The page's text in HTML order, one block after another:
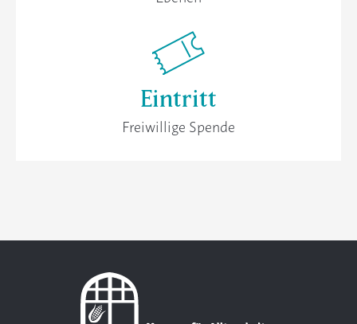
Eintritt
Freiwillige Spende